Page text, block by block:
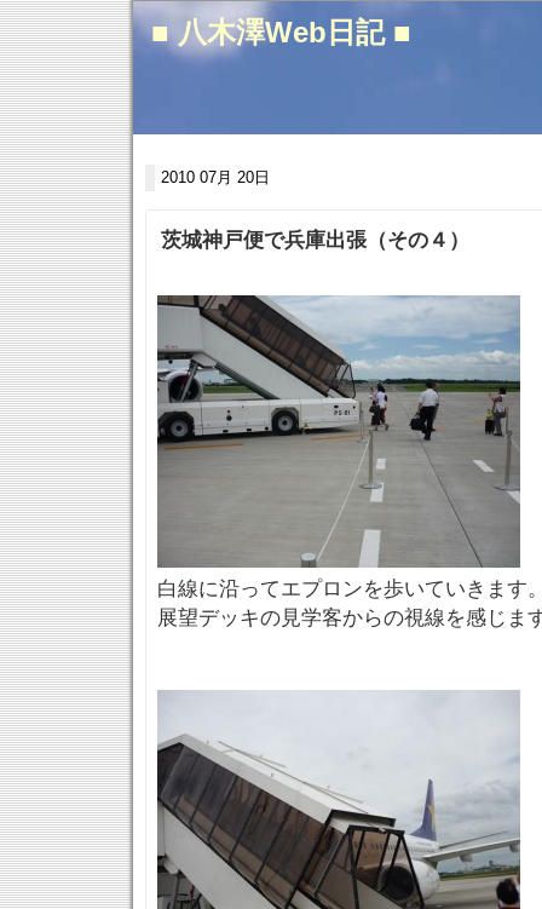
■ 八木澤Web日記 ■
2010 07月 20日
茨城神戸便で兵庫出張（その４）
白線に沿ってエプロンを歩いていきます
展望デッキの見学客からの視線を感じま